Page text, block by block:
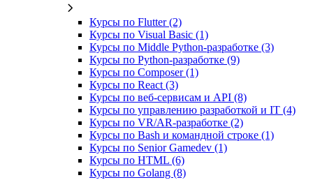
Курсы по Flutter (2)
Курсы по Visual Basic (1)
Курсы по Middle Python-разработке (3)
Курсы по Python-разработке (9)
Курсы по Composer (1)
Курсы по React (3)
Курсы по веб‑сервисам и API (8)
Курсы по управлению разработкой и IT (4)
Курсы по VR/AR‑разработке (2)
Курсы по Bash и командной строке (1)
Курсы по Senior Gamedev (1)
Курсы по HTML (6)
Курсы по Golang (8)